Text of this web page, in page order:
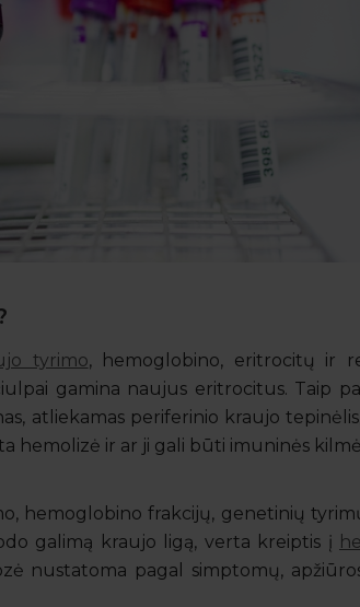
tyrimo, hemoglobino, eritrocitų ir
gamina naujus eritrocitus. Taip
atliekamas periferinio kraujo
hemolizė ir ar ji gali būti imuninės
hemoglobino frakcijų, genetinių
galimą kraujo ligą, verta kreiptis į
nustatoma pagal simptomų,